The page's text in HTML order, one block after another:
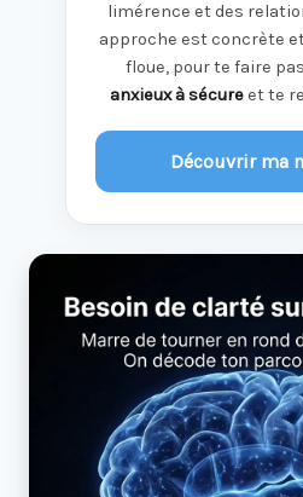
limérence et des
approche est concrète
floue, pour te faire
anxieux à sécureet te
Découvrir ma